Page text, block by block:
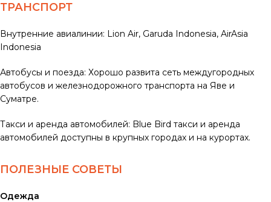
ТРАНСПОРТ
Внутренние авиалинии: Lion Air, Garuda Indonesia, AirAsia
Indonesia
Автобусы и поезда: Хорошо развита сеть междугородных
автобусов и железнодорожного транспорта на Яве и
Суматре.
Такси и аренда автомобилей: Blue Bird такси и аренда
автомобилей доступны в крупных городах и на курортах.
ПОЛЕЗНЫЕ СОВЕТЫ
Одежда